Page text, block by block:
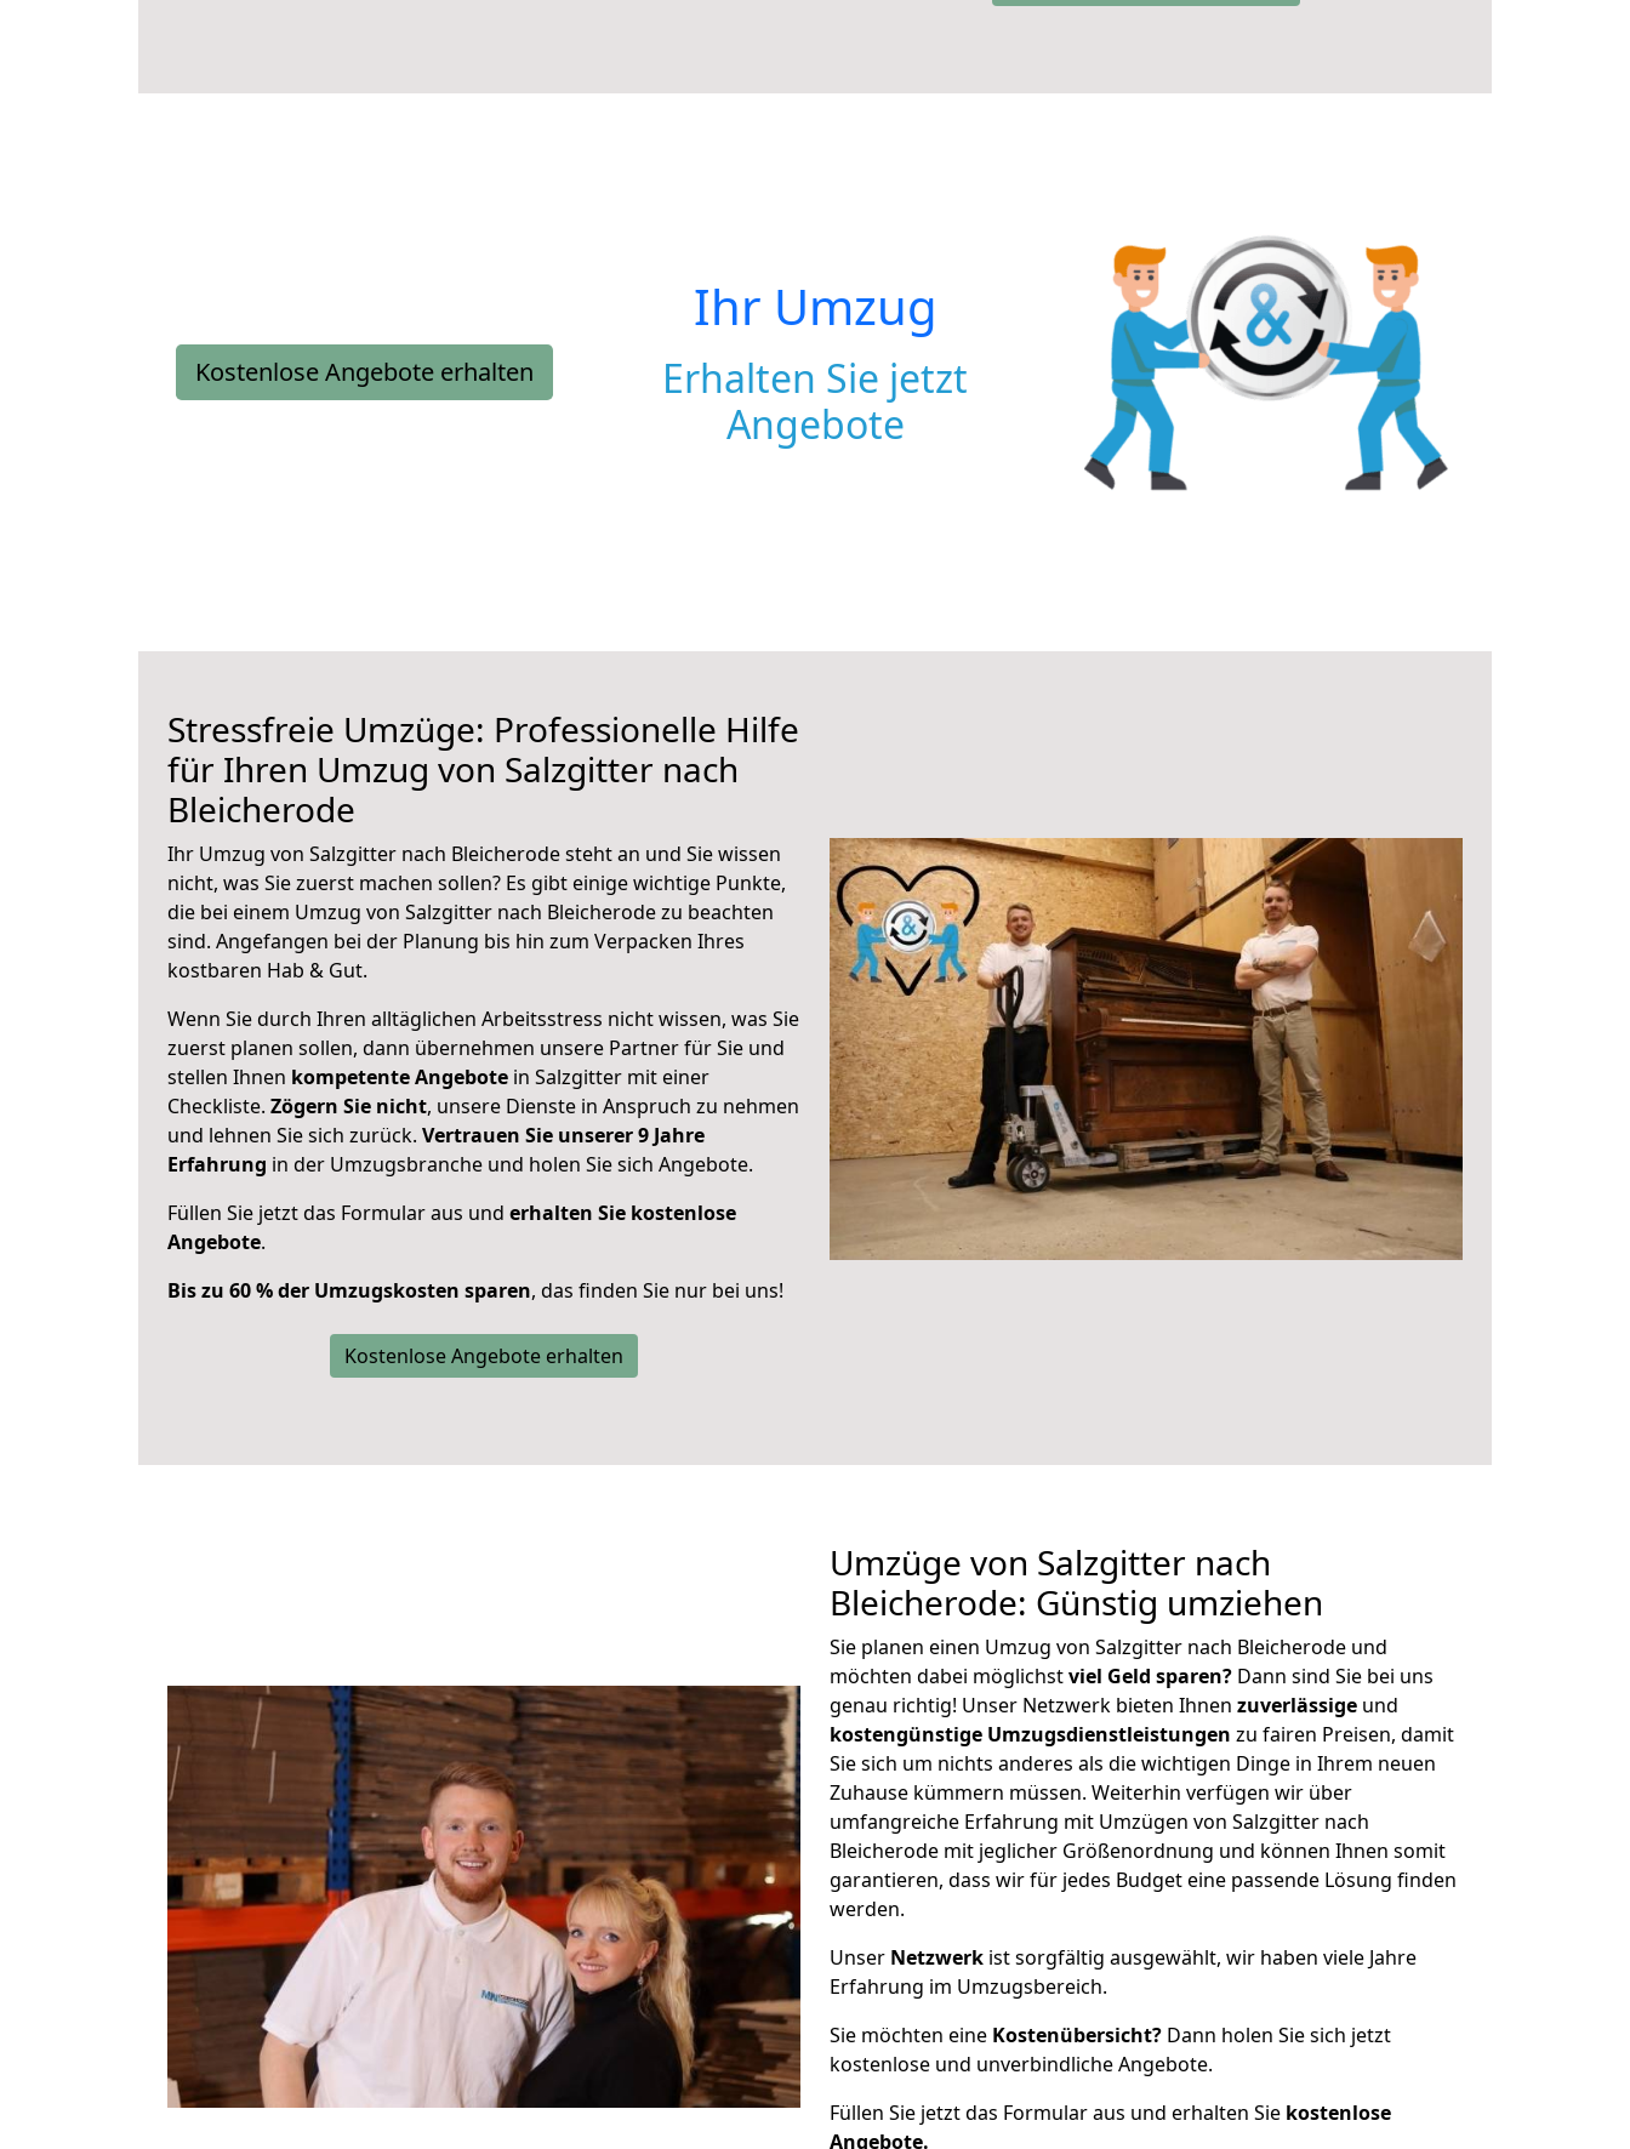
Kostenlose Angebote erhalten
Ihr Umzug
Erhalten Sie jetzt
Angebote
Stressfreie Umzüge: Professionelle Hilfe
für Ihren Umzug von Salzgitter nach
Bleicherode
Ihr Umzug von Salzgitter nach Bleicherode steht an und Sie wissen
nicht, was Sie zuerst machen sollen? Es gibt einige wichtige Punkte,
die bei einem Umzug von Salzgitter nach Bleicherode zu beachten
sind. Angefangen bei der Planung bis hin zum Verpacken Ihres
kostbaren Hab & Gut.
Wenn Sie durch Ihren alltäglichen Arbeitsstress nicht wissen, was Sie
zuerst planen sollen, dann übernehmen unsere Partner für Sie und
stellen Ihnen kompetente Angebote in Salzgitter mit einer
Checkliste. Zögern Sie nicht, unsere Dienste in Anspruch zu nehmen
und lehnen Sie sich zurück. Vertrauen Sie unserer 9 Jahre
Erfahrung in der Umzugsbranche und holen Sie sich Angebote.
Füllen Sie jetzt das Formular aus und erhalten Sie kostenlose
Angebote.
Bis zu 60 % der Umzugskosten sparen, das finden Sie nur bei uns!
Kostenlose Angebote erhalten
Umzüge von Salzgitter nach
Bleicherode: Günstig umziehen
Sie planen einen Umzug von Salzgitter nach Bleicherode und
möchten dabei möglichstviel Geld sparen? Dann sind Sie bei uns
genau richtig! Unser Netzwerk bieten Ihnen zuverlässige und
kostengünstige Umzugsdienstleistungen zu fairen Preisen, damit
Sie sich um nichts anderes als die wichtigen Dinge in Ihrem neuen
Zuhause kümmern müssen. Weiterhin verfügen wir über
umfangreiche Erfahrung mit Umzügen von Salzgitter nach
Bleicherode mit jeglicher Größenordnung und können Ihnen somit
garantieren, dass wir für jedes Budget eine passende Lösung finden
werden.
Unser Netzwerk ist sorgfältig ausgewählt, wir haben viele Jahre
Erfahrung im Umzugsbereich.
Sie möchten eine Kostenübersicht? Dann holen Sie sich jetzt
kostenlose und unverbindliche Angebote.
Füllen Sie jetzt das Formular aus und erhalten Sie kostenlose
Angebote.